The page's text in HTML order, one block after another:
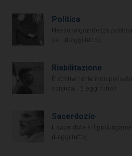
Politica
Riabilitazione
Sacerdozio